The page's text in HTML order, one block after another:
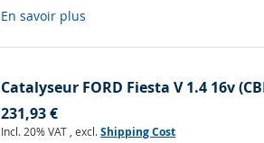
En savoir plus
Catalyseur FORD Fiesta V 1.4 16v
231,93 €
Incl. 20% VAT ,excl.Shipping Cost